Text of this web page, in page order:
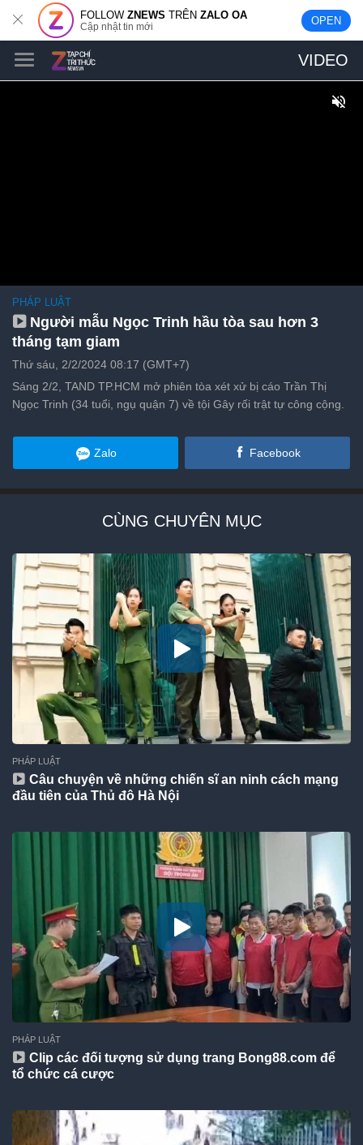
FOLLOWZNEWS TRÊNZALO OA
Cập nhật tin mới OPEN
VIDEO
PHÁP LUẬT
Người mẫu Ngọc Trinh hầu tòa sau hơn 3
tháng tạm giam
Thứ sáu, 2/2/2024 08:17 (GMT+7)
Sáng 2/2, TAND TP.HCM mở phiên tòa xét xử bị cáo Trần Thị
Ngọc Trinh (34 tuổi, ngụ quận 7) về tội Gây rối trật tự công cộng.
Zalo Facebook
PHÁP LUẬT
Câu chuyện về những chiến sĩ an ninh cách mạng
đầu tiên của Thủ đô Hà Nội
PHÁP LUẬT
Clip các đối tượng sử dụng trang Bong88.com để
tổ chức cá cược